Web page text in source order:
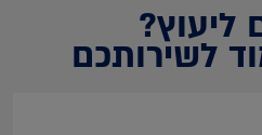
ליעוץ?
לשירותכם